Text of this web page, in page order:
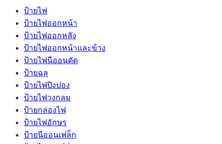
ป้ายไฟ
ป้ายไฟออกหน้า
ป้ายไฟออกหลัง
ป้ายไฟออกหน้าและข้าง
ป้ายไฟนีออนดัด
ป้ายฉลุ
ป้ายไฟปิงปอง
ป้ายไฟวงกลม
ป้ายกล่องไฟ
ป้ายไฟอักษร
ป้ายนีออนเฟล็ก